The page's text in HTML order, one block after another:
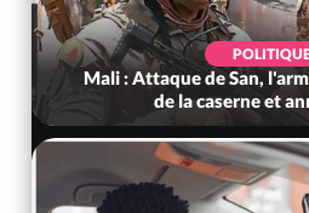
Mali : Attaque de San,
de la caserne et